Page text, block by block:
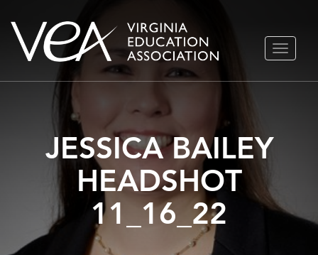
Ir
JESSICA BAILEY
HEADSHOT
11_16_22